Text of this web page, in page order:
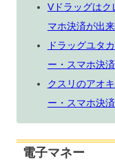
Vドラッグはク
マホ決済が出
ドラッグユタ
ー・スマホ決
クスリのアオ
ー・スマホ決
電子マネー